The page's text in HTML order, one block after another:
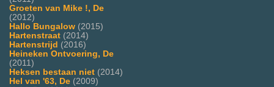
Groeten van Mike !, De
(2012)
Hallo Bungalow (2015)
Hartenstraat (2014)
Hartenstrijd (2016)
Heineken Ontvoering, De
(2011)
Heksen bestaan niet (2014)
Hel van '63, De (2009)